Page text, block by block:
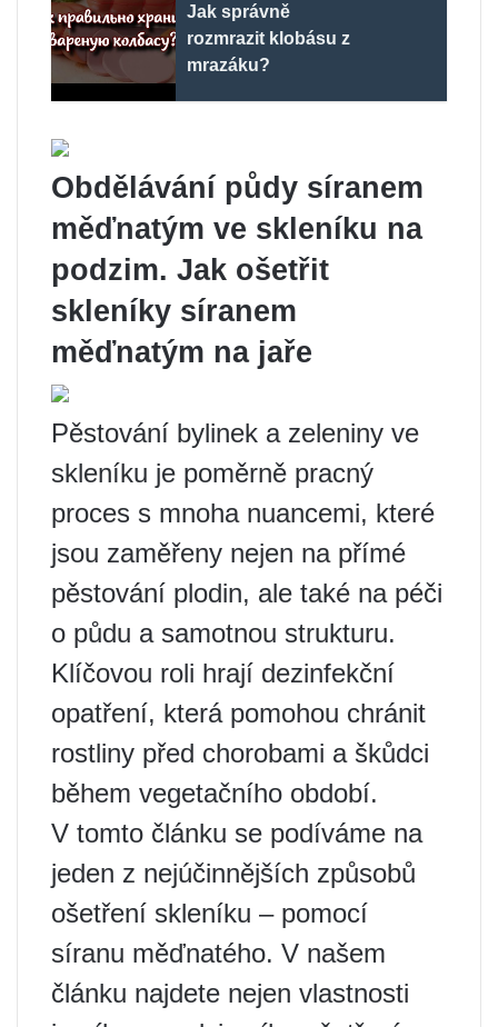
Jak správně
rozmrazit klobásu z
mrazáku?
Obdělávání půdy síranem
měďnatým ve skleníku na
podzim. Jak ošetřit
skleníky síranem
měďnatým na jaře
Pěstování bylinek a zeleniny ve
skleníku je poměrně pracný
proces s mnoha nuancemi, které
jsou zaměřeny nejen na přímé
pěstování plodin, ale také na péči
o půdu a samotnou strukturu.
Klíčovou roli hrají dezinfekční
opatření, která pomohou chránit
rostliny před chorobami a škůdci
během vegetačního období.
V tomto článku se podíváme na
jeden z nejúčinnějších způsobů
ošetření skleníku – pomocí
síranu měďnatého. V našem
článku najdete nejen vlastnosti